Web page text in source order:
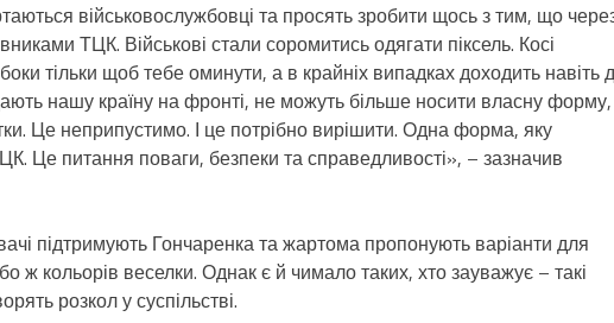
військовослужбовці та просять зробити щось з тим, що
ТЦК. Військові стали соромитись одягати піксель. Косі
тільки щоб тебе оминути, а в крайніх випадках доходить навіть
нашу країну на фронті, не можуть більше носити власну форму,
Це неприпустимо. І це потрібно вирішити. Одна форма, яку
Це питання поваги, безпеки та справедливості», – зазначив
підтримують Гончаренка та жартома пропонують варіанти для
ж кольорів веселки. Однак є й чимало таких, хто зауважує – такі
розкол у суспільстві.